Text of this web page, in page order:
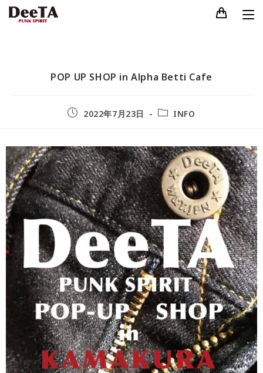
POP UP SHOP in Alpha Betti Cafe
2022年7月23日 INFO